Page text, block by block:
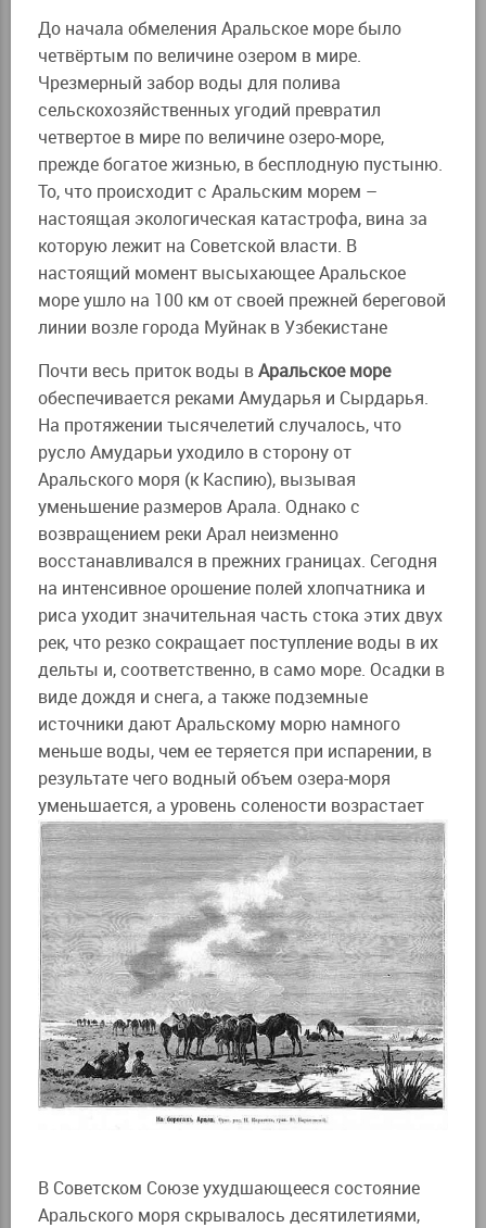
До начала обмеления Аральское море было
четвёртым по величине озером в мире.
Чрезмерный забор воды для полива
сельскохозяйственных угодий превратил
четвертое в мире по величине озеро-море,
прежде богатое жизнью, в бесплодную пустыню.
То, что происходит с Аральским морем –
настоящая экологическая катастрофа, вина за
которую лежит на Советской власти. В
настоящий момент высыхающее Аральское
море ушло на 100 км от своей прежней береговой
линии возле города Муйнак в Узбекистане
Почти весь приток воды вАральское море
обеспечивается реками Амударья и Сырдарья.
На протяжении тысячелетий случалось, что
русло Амударьи уходило в сторону от
Аральского моря (к Каспию), вызывая
уменьшение размеров Арала. Однако с
возвращением реки Арал неизменно
восстанавливался в прежних границах. Сегодня
на интенсивное орошение полей хлопчатника и
риса уходит значительная часть стока этих двух
рек, что резко сокращает поступление воды в их
дельты и, соответственно, в само море. Осадки в
виде дождя и снега, а также подземные
источники дают Аральскому морю намного
меньше воды, чем ее теряется при испарении, в
результате чего водный объем озера-моря
уменьшается, а уровень солености возрастает
В Советском Союзе ухудшающееся состояние
Аральского моря скрывалось десятилетиями,